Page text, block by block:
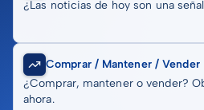
¿Las noticias de hoy son una
Comprar / Mantener / Vender
¿Comprar, mantener o vender?
ahora.